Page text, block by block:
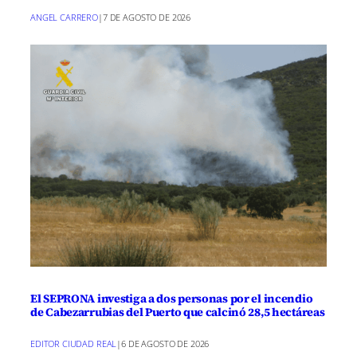
ANGEL CARRERO|7 DE AGOSTO DE 2026
El SEPRONA investiga a dos personas por el incendio
de Cabezarrubias del Puerto que calcinó 28,5 hectáreas
EDITOR CIUDAD REAL|6 DE AGOSTO DE 2026